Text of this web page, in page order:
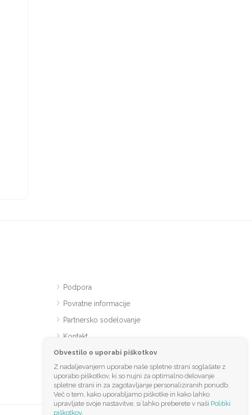
Podpora
Povratne informacije
Partnersko sodelovanje
Kontakt
Obvestilo o uporabi piškotkov
Z nadaljevanjem uporabe naše spletne strani soglašate z
uporabo piškotkov, ki so nujni za optimalno delovanje
spletne strani in za zagotavljanje personaliziranih ponudb.
Več o tem, kako uporabljamo piškotke in kako lahko
upravljate svoje nastavitve, si lahko preberete v naši Politiki
piškotkov.